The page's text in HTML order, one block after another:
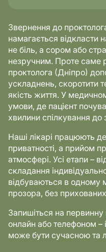
Звернення до
намагається відкласти
не біль, а сором або
незручним. Проте саме
проктолога (Дніпро)
ускладнень, скоротити
якість життя. У
умови, де пацієнт
хвилини спілкування
Наші лікарі працюють
приватності, а прийом
атмосфері. Усі етапи –
складання
відбуваються в одному
прозора, без
Запишіться на первинну
онлайн або телефоном –
може бути сучасною та